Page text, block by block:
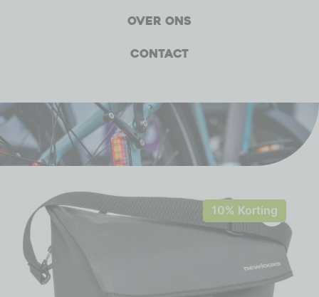
Over ons
Contact
10% Korting